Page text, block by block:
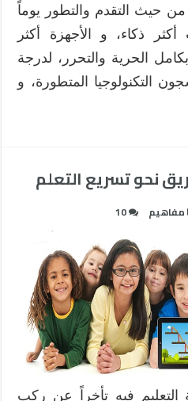
من حيث التقدم والتطور يوماً
ذكاء، و الأجهزة أكثر
الحرية والتحرر، لدرجة
التكنولوجيا المتطورة، و
نحو تسريع التعلم
مفاهيم 10
فيه تأخراً عن ركب